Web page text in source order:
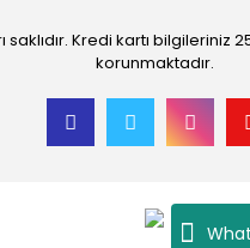
saklıdır. Kredi kartı bilgileriniz
korunmaktadır.